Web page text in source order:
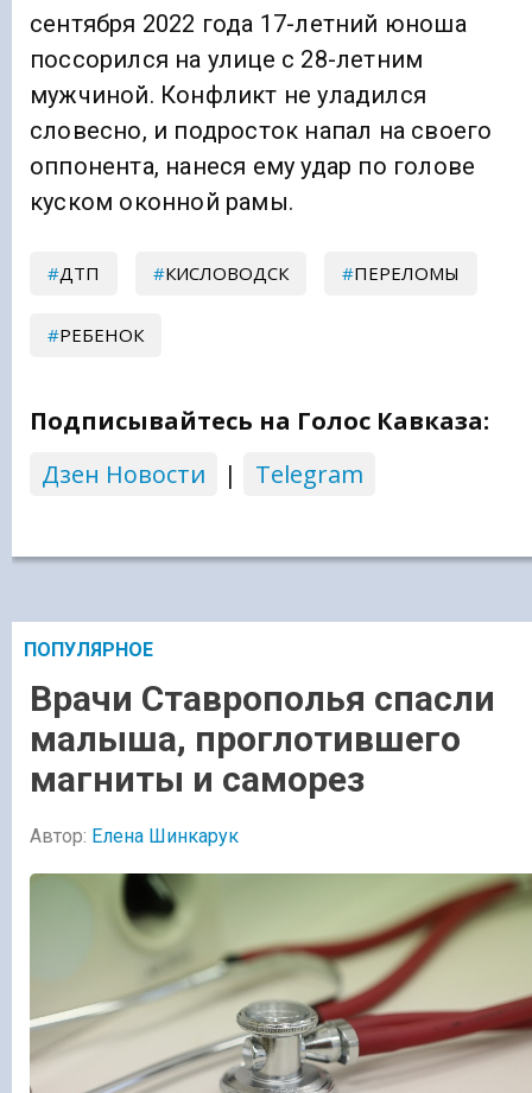
сентября 2022 года 17-летний юноша
поссорился на улице с 28-летним
мужчиной. Конфликт не уладился
словесно, и подросток напал на своего
оппонента, нанеся ему удар по голове
куском оконной рамы.
ДТП КИСЛОВОДСК ПЕРЕЛОМЫ
РЕБЕНОК
Подписывайтесь на Голос Кавказа:
Дзен Новости
| Telegram
ПОПУЛЯРНОЕ
Врачи Ставрополья спасли
малыша, проглотившего
магниты и саморез
Автор: Елена Шинкарук